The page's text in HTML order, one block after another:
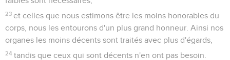
23 et celles que nous estimons être les moins honorables du
corps, nous les entourons d'un plus grand honneur. Ainsi nos
organes les moins décents sont traités avec plus d'égards,
24 tandis que ceux qui sont décents n'en ont pas besoin.